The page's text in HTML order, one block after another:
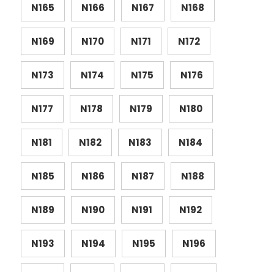
N165 N166 N167 N168
N169 N170 N171 N172
N173 N174 N175 N176
N177 N178 N179 N180
N181 N182 N183 N184
N185 N186 N187 N188
N189 N190 N191 N192
N193 N194 N195 N196